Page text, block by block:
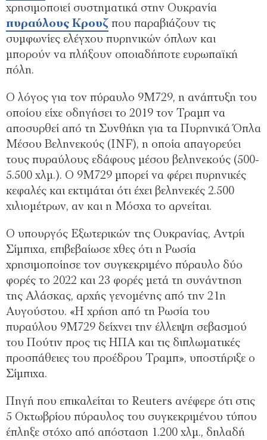
χρησιμοποιεί συστηματικά στην Ουκρανία
πυραύλους Κρουζ που παραβιάζουν τις
συμφωνίες ελέγχου πυρηνικών όπλων και
μπορούν να πλήξουν οποιαδήποτε ευρωπαϊκή
πόλη.
Ο λόγος για τον πύραυλο 9M729, η ανάπτυξη του
οποίου είχε οδηγήσει το 2019 τον Τραμπ να
αποσυρθεί από τη Συνθήκη για τα Πυρηνικά Όπλα
Μέσου Βεληνεκούς (INF), η οποία απαγορεύει
τους πυραύλους εδάφους μέσου βεληνεκούς (500-
5.500 χλμ.). Ο 9M729 μπορεί να φέρει πυρηνικές
κεφαλές και εκτιμάται ότι έχει βεληνεκές 2.500
χιλιομέτρων, αν και η Μόσχα το αρνείται.
Ο υπουργός Εξωτερικών της Ουκρανίας, Αντρίι
Σίμπιχα, επιβεβαίωσε χθες ότι η Ρωσία
χρησιμοποίησε τον συγκεκριμένο πύραυλο δύο
φορές το 2022 και 23 φορές μετά τη συνάντηση
της Αλάσκας, αρχής γενομένης από την 21η
Αυγούστου. «Η χρήση από τη Ρωσία του
πυραύλου 9M729 δείχνει την έλλειψη σεβασμού
του Πούτιν προς τις ΗΠΑ και τις διπλωματικές
προσπάθειες του προέδρου Τραμπ», υποστήριξε ο
Σίμπιχα.
Πηγή που επικαλείται το Reuters ανέφερε ότι στις
5 Οκτωβρίου πύραυλος του συγκεκριμένου τύπου
έπληξε στόχο από απόσταση 1.200 χλμ., δηλαδή